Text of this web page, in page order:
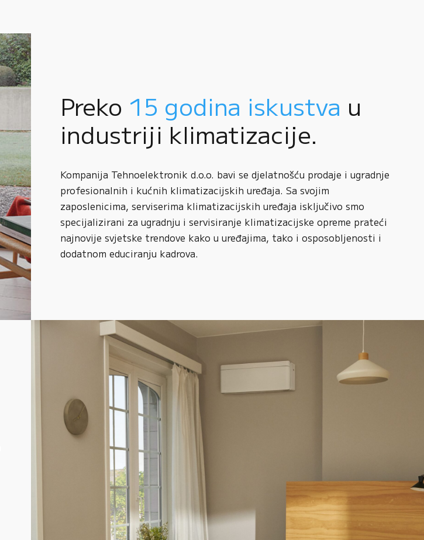
Preko 15 godina iskustva u
industriji klimatizacije.
Kompanija Tehnoelektronik d.o.o. bavi se djelatnošću prodaje i ugradnje
profesionalnih i kućnih klimatizacijskih uređaja. Sa svojim
zaposlenicima, serviserima klimatizacijskih uređaja isključivo smo
specijalizirani za ugradnju i servisiranje klimatizacijske opreme prateći
najnovije svjetske trendove kako u uređajima, tako i osposobljenosti i
dodatnom educiranju kadrova.